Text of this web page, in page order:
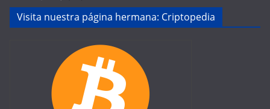
Visita nuestra página hermana: Criptopedia